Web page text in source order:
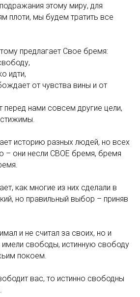
этому миру, для
плоти, мы будем тратить все
предлагает Свое бремя:
идти,
от чувства вины и от
нами совсем другие цели,
историю разных людей, но всех
– они несли СВОЕ бремя, бремя
как многие из них сделали в
но правильный выбор – приняв
и не считал за своих, но и
свободы, истинную свободу
покоем.
вас, то истинно свободны